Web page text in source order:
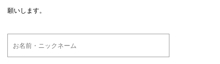
願いします。